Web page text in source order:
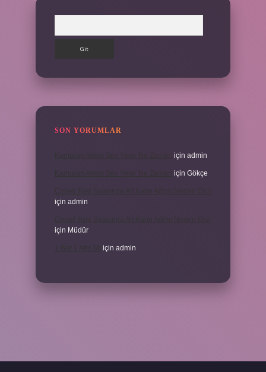
SON YORUMLAR
için admin
için Gökçe
için admin
için Müdür
için admin